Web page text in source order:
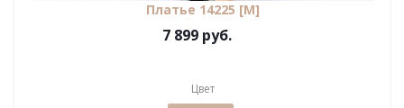
Платье 14225 [М]
7 899 руб.
Цвет